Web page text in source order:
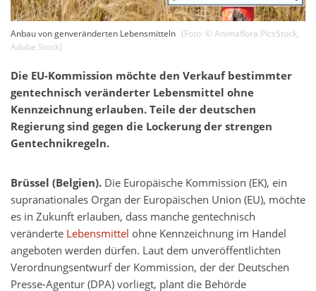
Anbau von genveränderten Lebensmitteln (Foto: © Animaflora PicsStock,
Adobe Stock)
Die EU-Kommission möchte den Verkauf bestimmter
gentechnisch veränderter Lebensmittel ohne
Kennzeichnung erlauben. Teile der deutschen
Regierung sind gegen die Lockerung der strengen
Gentechnikregeln.
Brüssel (Belgien). Die Europäische Kommission (EK), ein
supranationales Organ der Europäischen Union (EU), möchte
es in Zukunft erlauben, dass manche gentechnisch
veränderte Lebensmittel ohne Kennzeichnung im Handel
angeboten werden dürfen. Laut dem unveröffentlichten
Verordnungsentwurf der Kommission, der der Deutschen
Presse-Agentur (DPA) vorliegt, plant die Behörde